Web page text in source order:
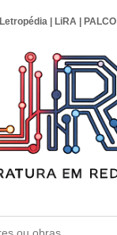
Letropédia LiRA PALCO